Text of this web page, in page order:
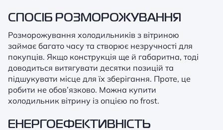
СПОСІБ РОЗМОРОЖУВАННЯ
Розморожування холодильників з вітриною
займає багато часу та створює незручності для
покупців. Якщо конструкція ще й габаритна, тоді
доводиться витягувати десятки позицій та
підшукувати місце для їх зберігання. Проте, це
робити не обов’язково. Можна купити
холодильник вітрину із опцією no frost.
ЕНЕРГОЕФЕКТИВНІСТЬ